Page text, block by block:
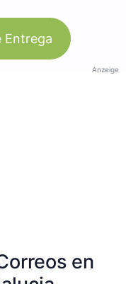
Entrega
Anzeige
en